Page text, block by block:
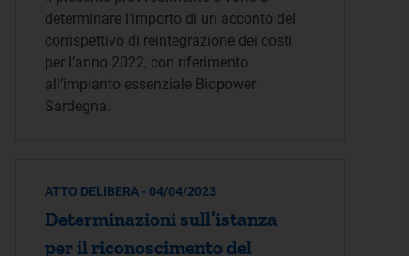
determinare l’importo di un acconto del
corrispettivo di reintegrazione dei costi
per l’anno 2022, con riferimento
all’impianto essenziale Biopower
Sardegna.
ATTO DELIBERA - 04/04/2023
Determinazioni sull’istanza
per il riconoscimento del